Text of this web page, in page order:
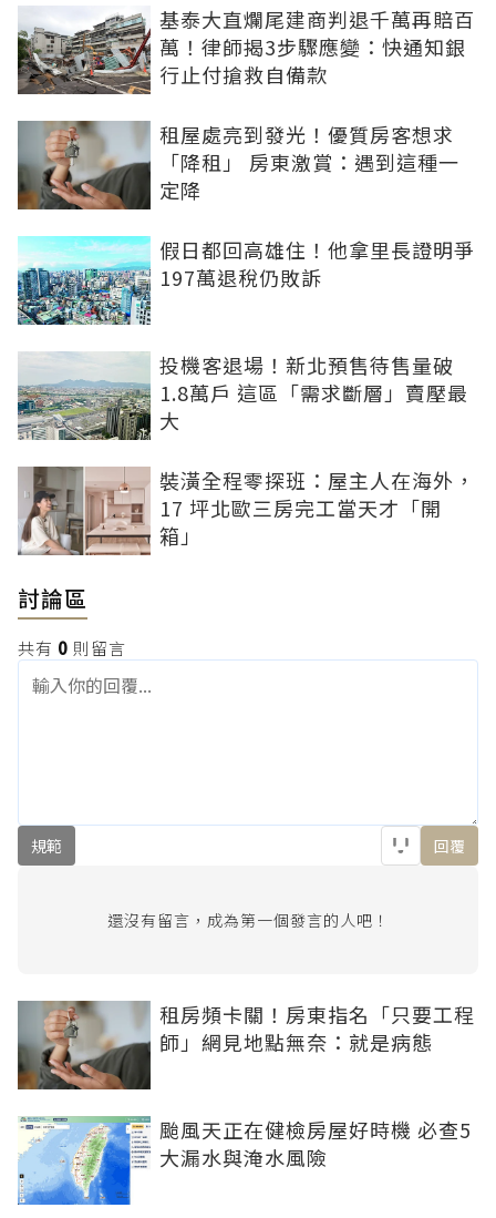
基泰大直爛尾建商判退千萬再賠百
萬！律師揭3步驟應變：快通知銀
行止付搶救自備款
租屋處亮到發光！優質房客想求
「降租」 房東激賞：遇到這種一
定降
假日都回高雄住！他拿里長證明爭
197萬退稅仍敗訴
投機客退場！新北預售待售量破
1.8萬戶 這區「需求斷層」賣壓最
大
裝潢全程零探班：屋主人在海外，
17 坪北歐三房完工當天才「開
箱」
討論區
共有 0 則留言
規範 回覆
還沒有留言，成為第一個發言的人吧！
租房頻卡關！房東指名「只要工程
師」網見地點無奈：就是病態
颱風天正在健檢房屋好時機 必查5
大漏水與淹水風險